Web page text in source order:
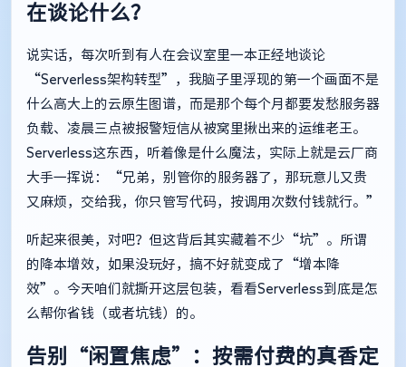
在谈论什么？
说实话，每次听到有人在会议室里一本正经地谈论
“Serverless架构转型”，我脑子里浮现的第一个画面不是
什么高大上的云原生图谱，而是那个每个月都要发愁服务器
负载、凌晨三点被报警短信从被窝里揪出来的运维老王。
Serverless这东西，听着像是什么魔法，实际上就是云厂商
大手一挥说：“兄弟，别管你的服务器了，那玩意儿又贵
又麻烦，交给我，你只管写代码，按调用次数付钱就行。”
听起来很美，对吧？但这背后其实藏着不少“坑”。所谓
的降本增效，如果没玩好，搞不好就变成了“增本降
效”。今天咱们就撕开这层包装，看看Serverless到底是怎
么帮你省钱（或者坑钱）的。
告别“闲置焦虑”：按需付费的真香定